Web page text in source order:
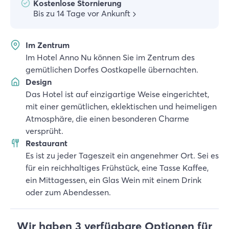
Kostenlose Stornierung
Bis zu 14 Tage vor Ankunft
Im Zentrum
Im Hotel Anno Nu können Sie im Zentrum des
gemütlichen Dorfes Oostkapelle übernachten.
Design
Das Hotel ist auf einzigartige Weise eingerichtet,
mit einer gemütlichen, eklektischen und heimeligen
Atmosphäre, die einen besonderen Charme
versprüht.
Restaurant
Es ist zu jeder Tageszeit ein angenehmer Ort. Sei es
für ein reichhaltiges Frühstück, eine Tasse Kaffee,
ein Mittagessen, ein Glas Wein mit einem Drink
oder zum Abendessen.
Wir haben 3 verfügbare Optionen für